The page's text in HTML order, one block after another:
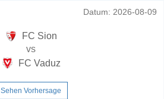
Datum: 2026-08-09
FC Sion
vs
FC Vaduz
Sehen Vorhersage